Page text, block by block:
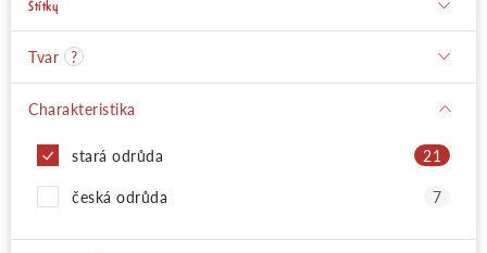
Štítky
Tvar ?
Charakteristika
stará odrůda
21
česká odrůda
7